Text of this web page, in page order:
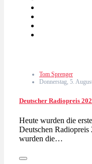
Tom Sprenger
Donnerstag, 5.
Deutscher Radiopreis
Heute wurden die
Deutschen
wurden die…